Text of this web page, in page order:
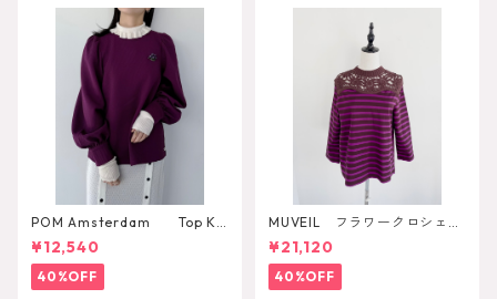
POM Amsterdam Top Ka
e Pulm
¥12,540
40%OFF
MUVEIL フラワークロシェカ
ットソー
¥21,120
40%OFF